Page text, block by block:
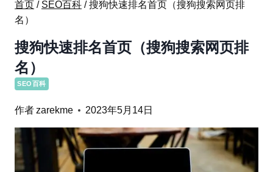
首页 / SEO百科 / 搜狗快速排名首页（搜狗搜索网页排
名）
搜狗快速排名首页（搜狗搜索网页排
名）
SEO百科
作者zarekme 2023年5月14日